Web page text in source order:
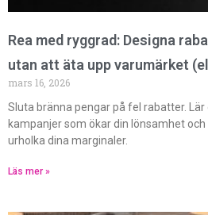
Rea med ryggrad: Designa
utan att äta upp varumärket
mars 16, 2026
Sluta bränna pengar på fel rabatter.
kampanjer som ökar din lönsamhet
urholka dina marginaler.
Läs mer »